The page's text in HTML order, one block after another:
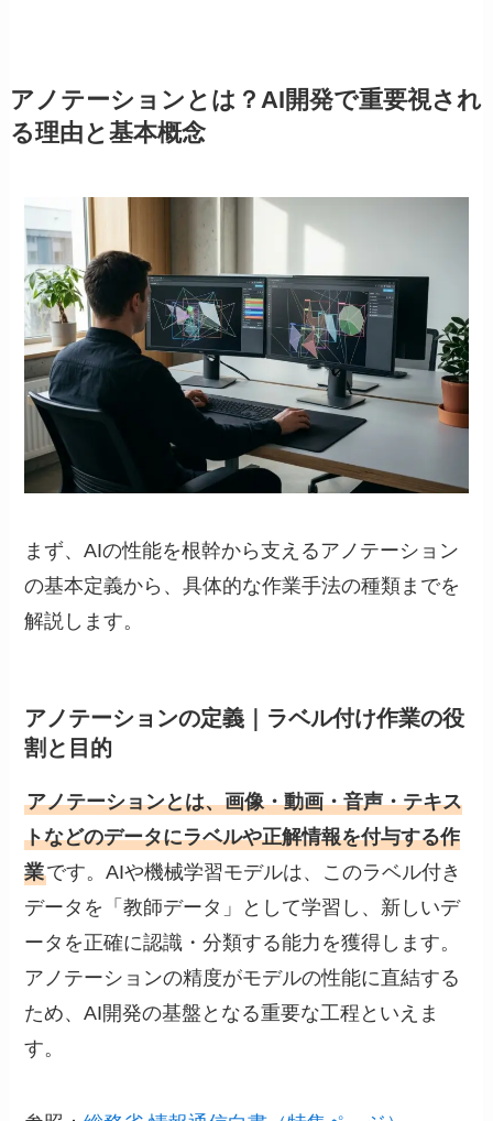
アノテーションとは？AI開発で重要視され
る理由と基本概念
まず、AIの性能を根幹から支えるアノテーション
の基本定義から、具体的な作業手法の種類までを
解説します。
アノテーションの定義｜ラベル付け作業の役
割と目的
アノテーションとは、画像・動画・音声・テキス
トなどのデータにラベルや正解情報を付与する作
業です。AIや機械学習モデルは、このラベル付き
データを「教師データ」として学習し、新しいデ
ータを正確に認識・分類する能力を獲得します。
アノテーションの精度がモデルの性能に直結する
ため、AI開発の基盤となる重要な工程といえま
す。